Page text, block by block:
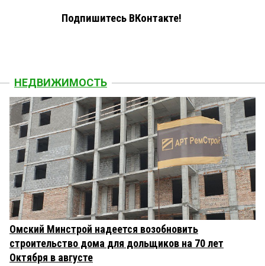
Подпишитесь ВКонтакте!
НЕДВИЖИМОСТЬ
Омский Минстрой надеется возобновить
строительство дома для дольщиков на 70 лет
Октября в августе